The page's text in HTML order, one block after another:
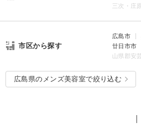
三次・庄原
市区から探す
広島市
廿日市市
山県郡安
広島県のメンズ美容室で絞り込む